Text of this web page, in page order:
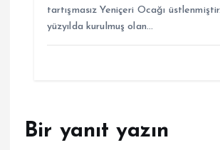
tartışmasız Yeniçeri Ocağı
yüzyılda kurulmuş olan…
Bir yanıt yazın